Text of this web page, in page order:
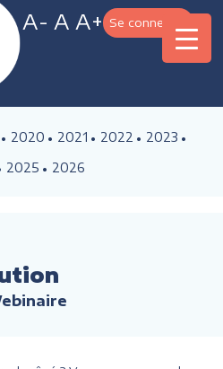
A- A A+ Se connecter
2020 2021 2022
2023
2025 2026